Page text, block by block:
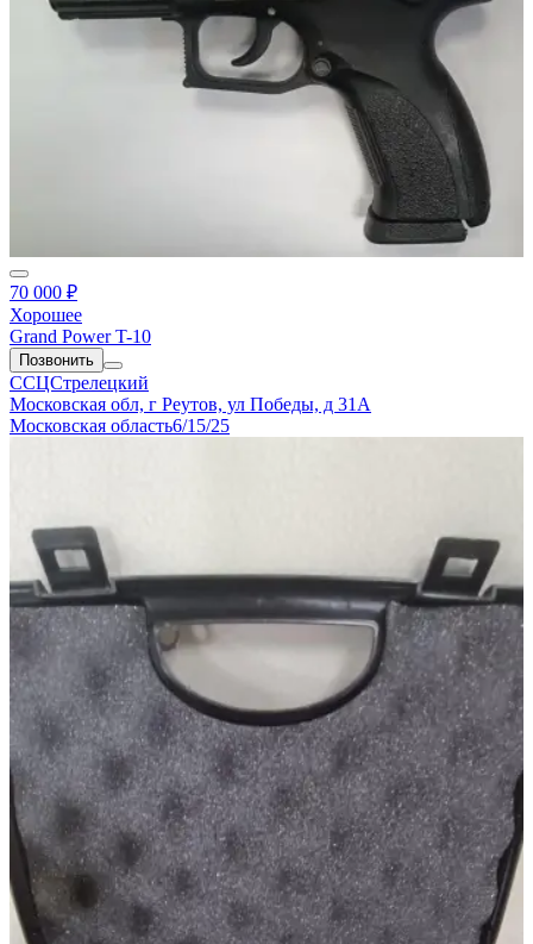
70 000 ₽
Хорошее
Grand Power T-10
Позвонить
ССЦСтрелецкий
Московская обл, г Реутов, ул Победы, д 31А
Московская область6/15/25